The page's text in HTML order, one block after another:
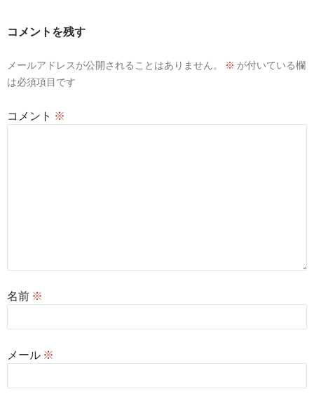
コメントを残す
メールアドレスが公開されることはありません。 ※ が付いている欄
は必須項目です
コメント ※
名前 ※
メール ※